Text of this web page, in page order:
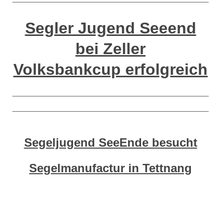
Segler Jugend Seeend
bei Zeller
Volksbankcup erfolgreich
Segeljugend SeeEnde besucht
Segelmanufactur in Tettnang